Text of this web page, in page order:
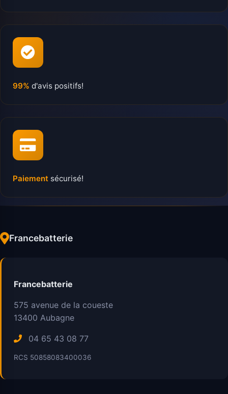
99% d'avis positifs!
Paiement sécurisé!
Francebatterie
Francebatterie
575 avenue de la coueste
13400 Aubagne
04 65 43 08 77
RCS 50858083400036